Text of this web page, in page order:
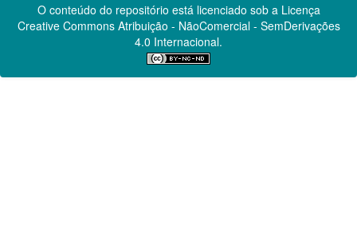
O conteúdo do repositório está licenciado sob a Licença
Creative CommonsAtribuição - NãoComercial - SemDerivações
4.0 Internacional.